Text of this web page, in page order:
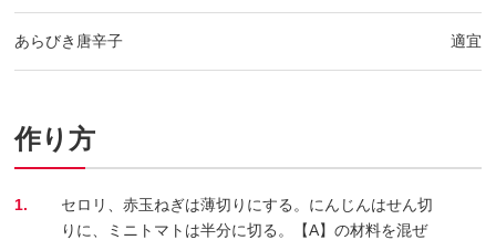
あらびき唐辛子 適宜
作り方
1.
セロリ、赤玉ねぎは薄切りにする。にんじんはせん切
りに、ミニトマトは半分に切る。【A】の材料を混ぜ